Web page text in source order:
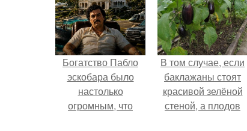
Богатство Пабло
эскобара было
настолько
огромным, что
В том случае, если
баклажаны стоят
красивой зелёной
стеной, а плодов